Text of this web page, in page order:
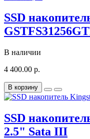
SSD
В наличии
4 400.00 р.
В корзину
SSD
2.5" Sata III